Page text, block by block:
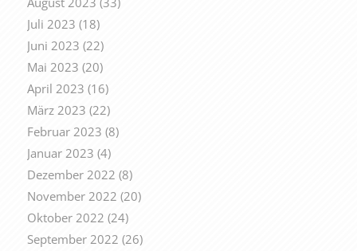
Juli 2023 (18)
Juni 2023 (22)
Mai 2023 (20)
April 2023 (16)
März 2023 (22)
Februar 2023 (8)
Januar 2023 (4)
Dezember 2022 (8)
November 2022 (20)
Oktober 2022 (24)
September 2022 (26)